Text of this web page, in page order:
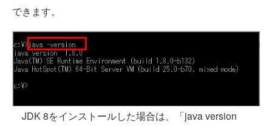
できます。
JDK 8をインストールした場合は、「java version